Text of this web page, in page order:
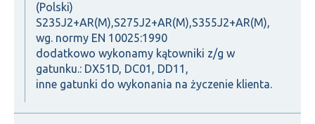
(Polski)
S235J2+AR(M),S275J2+AR(M),S355J2+AR(M),
wg. normy EN 10025:1990
dodatkowo wykonamy kątowniki z/g w
gatunku.: DX51D, DC01, DD11,
inne gatunki do wykonania na życzenie klienta.